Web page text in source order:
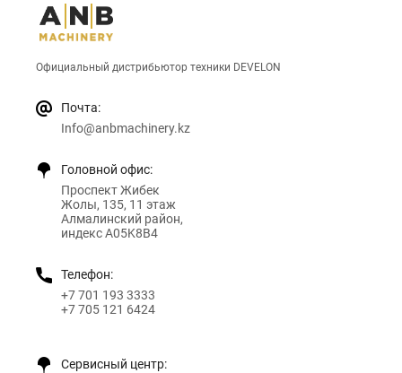
Официальный дистрибьютор техники DEVELON
Почта:
Info@anbmachinery.kz
Головной офис:
Проспект Жибек
Жолы, 135, 11 этаж
Алмалинский район,
индекс A05K8B4
Телефон:
+7 701 193 3333
+7 705 121 6424
Сервисный центр: